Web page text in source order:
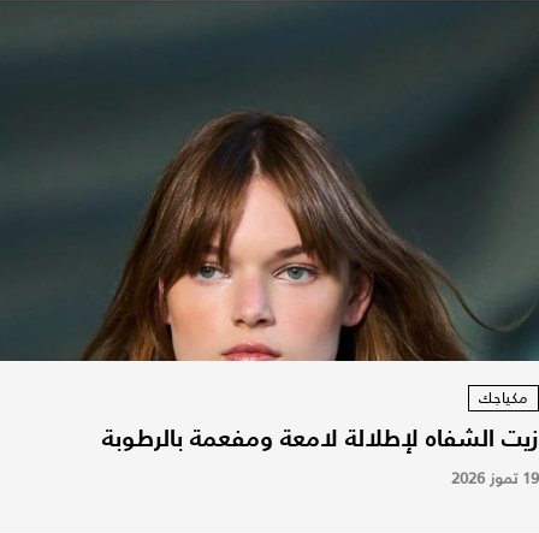
مكياجك
زيت الشفاه لإطلالة لامعة ومفعمة بالرطوبة
19 تموز 2026